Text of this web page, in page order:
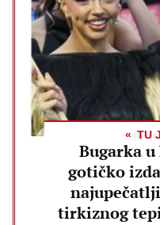
TU
Bugarka
gotičko
tirkiznog